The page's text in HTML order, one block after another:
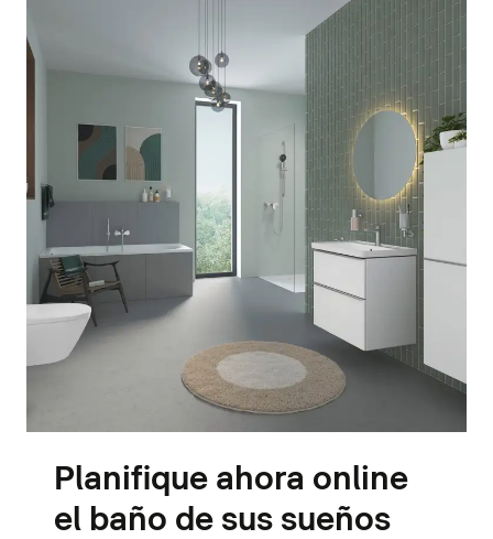
Planifique ahora online
el baño de sus sueños